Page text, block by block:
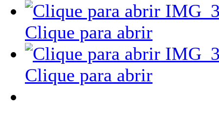
Clique para abrir
Clique para abrir